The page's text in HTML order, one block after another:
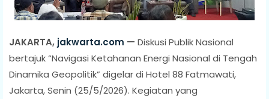
JAKARTA, jakwarta.com — Diskusi Publik Nasional
bertajuk “Navigasi Ketahanan Energi Nasional di Tengah
Dinamika Geopolitik” digelar di Hotel 88 Fatmawati,
Jakarta, Senin (25/5/2026). Kegiatan yang